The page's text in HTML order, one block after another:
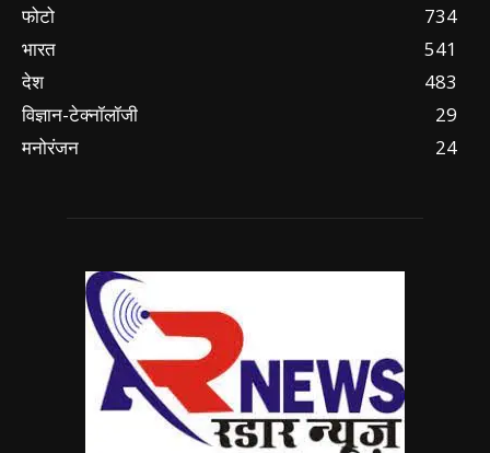
फोटो
734
भारत
541
देश
483
विज्ञान-टेक्नॉलॉजी
29
मनोरंजन
24